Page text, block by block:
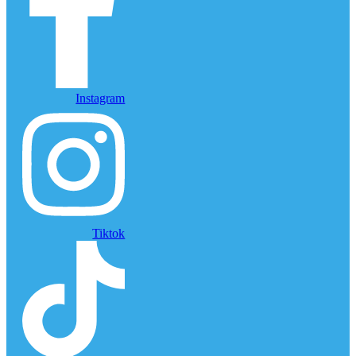
Instagram
Tiktok